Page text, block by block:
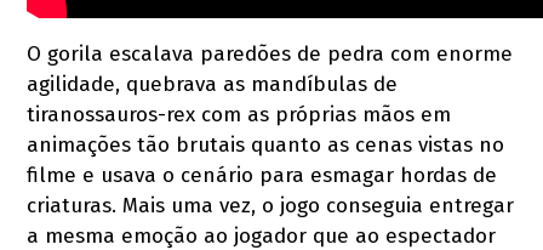
O gorila escalava paredões de pedra com enorme
agilidade, quebrava as mandíbulas de
tiranossauros-rex com as próprias mãos em
animações tão brutais quanto as cenas vistas no
filme e usava o cenário para esmagar hordas de
criaturas. Mais uma vez, o jogo conseguia entregar
a mesma emoção ao jogador que ao espectador